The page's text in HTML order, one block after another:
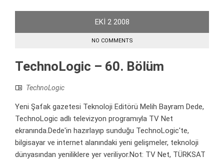
EKI 2 2008
NO COMMENTS
TechnoLogic – 60. Bölüm
TechnoLogic
Yeni Şafak gazetesi Teknoloji Editörü Melih Bayram Dede,
TechnoLogic adlı televizyon programıyla TV Net
ekranında.Dede'in hazırlayıp sunduğu TechnoLogic'te,
bilgisayar ve internet alanındaki yeni gelişmeler, teknoloji
dünyasından yeniliklere yer veriliyor.Not: TV Net, TÜRKSAT